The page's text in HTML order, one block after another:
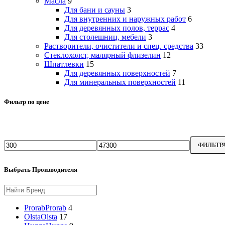
Для бани и сауны 3
Для внутренних и наружных работ 6
Для деревянных полов, террас 4
Для столешниц, мебели 3
Растворители, очистители и спец. средства 33
Стеклохолст, малярный флизелин 12
Шпатлевки 15
Для деревянных поверхностей 7
Для минеральных поверхностей 11
Фильтр по цене
Минимальная
Максимальная
Выбрать Производителя
ProrabProrab 4
OlstaOlsta 17